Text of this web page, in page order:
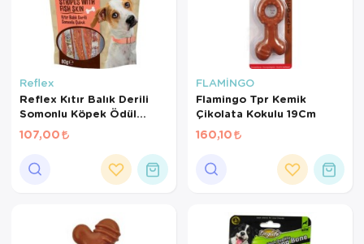
Reflex
Reflex Kıtır Balık Derili
Somonlu Köpek Ödül
Çubuğu 80gr
107,00
FLAMİNGO
Flamingo Tpr Kemik
Çikolata Kokulu 19Cm
160,10